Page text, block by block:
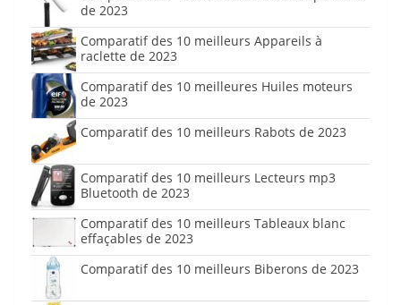
de 2023
Comparatif des 10 meilleurs Appareils à
raclette de 2023
Comparatif des 10 meilleures Huiles moteurs
de 2023
Comparatif des 10 meilleurs Rabots de 2023
Comparatif des 10 meilleurs Lecteurs mp3
Bluetooth de 2023
Comparatif des 10 meilleurs Tableaux blanc
effaçables de 2023
Comparatif des 10 meilleurs Biberons de 2023